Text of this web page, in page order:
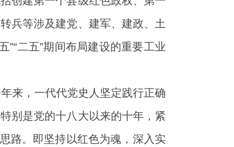
兵等涉及建党、建军、建政、土
二五”期间布局建设的重要工业
来，一代代党史人坚定践行正确
别是党的十八大以来的十年，紧
路。即坚持以红色为魂，深入实